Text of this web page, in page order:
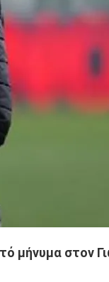
μήνυμα στον